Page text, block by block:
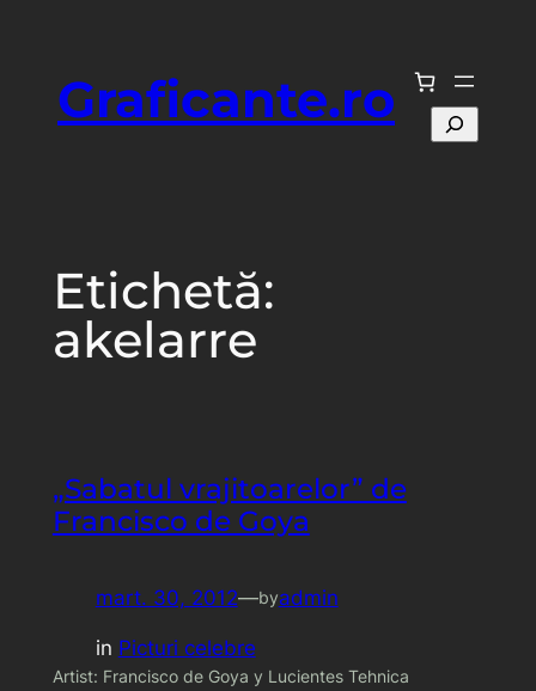
conținutGraficante.ro Caută
Etichetă:
akelarre
„Sabatul vrajitoarelor” de
Francisco de Goya
mart. 30, 2012—byadmin
in Picturi celebre
Artist: Francisco de Goya y Lucientes Tehnica